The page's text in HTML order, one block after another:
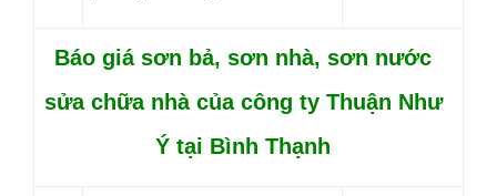
Báo giá sơn bả, sơn nhà, sơn nước
sửa chữa nhà của công ty Thuận Như
Ý tại Bình Thạnh